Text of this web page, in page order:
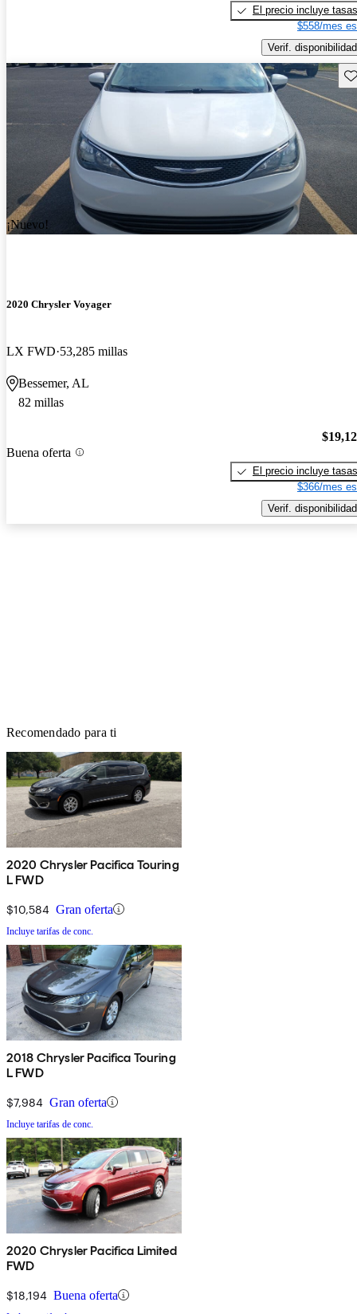
El precio incluye tasas
$558/mes
Verif. disponibilidad
¡Nuevo!
2020 Chrysler Voyager
LX FWD 53,285 millas
Bessemer, AL
82 millas
Buena oferta
El precio incluye tasas
$366/mes
Verif. disponibilidad
Recomendado para ti
2020 Chrysler Pacifica Touring
L FWD
$10,584 Gran oferta
Incluye tarifas de conc.
2018 Chrysler Pacifica Touring
L FWD
$7,984 Gran oferta
Incluye tarifas de conc.
2020 Chrysler Pacifica Limited
FWD
$18,194 Buena oferta